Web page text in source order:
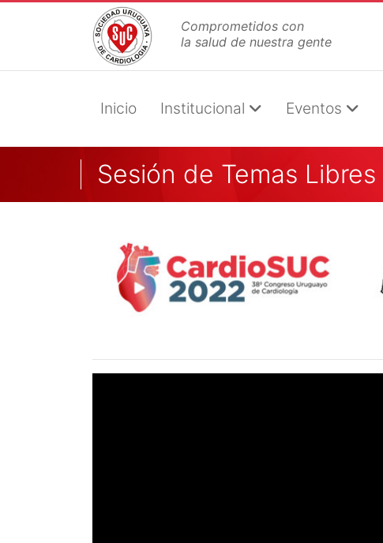
principal
Comprometidos con
la salud de nuestra gente
Inicio Institucional Eventos
Sesión de Temas Libres